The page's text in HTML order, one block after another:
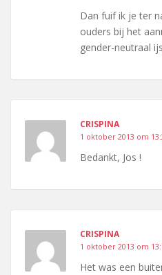
Dan fuif ik je ter
ouders bij het
gender-neutraal
CRISPINA
1 oktober 2013 om
Bedankt, Jos !
CRISPINA
1 oktober 2013 om
Het was een